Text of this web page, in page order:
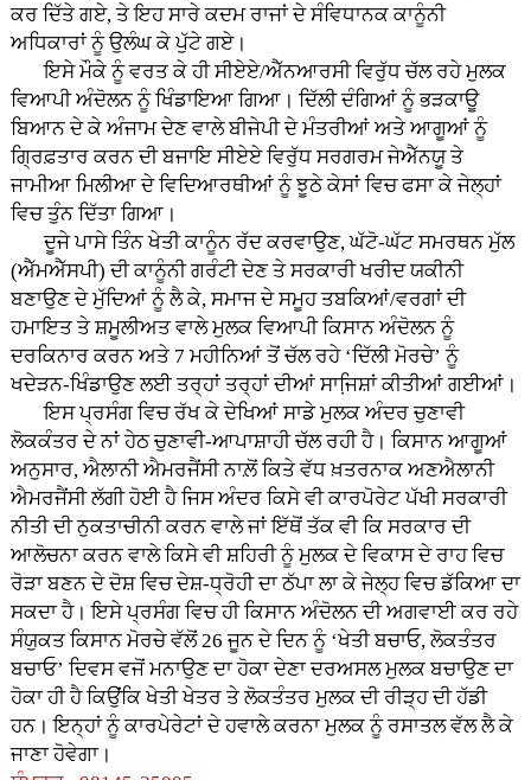
ਕਰ ਦਿੱਤੇ ਗਏ, ਤੇ ਇਹ ਸਾਰੇ ਕਦਮ ਰਾਜਾਂ ਦੇ ਸੰਵਿਧਾਨਕ ਕਾਨੂੰਨੀ
ਅਧਿਕਾਰਾਂ ਨੂੰ ਉਲੰਘ ਕੇ ਪੁੱਟੇ ਗਏ।
ਇਸੇ ਮੌਕੇ ਨੂੰ ਵਰਤ ਕੇ ਹੀ ਸੀਏਏ/ਐੱਨਆਰਸੀ ਵਿਰੁੱਧ ਚੱਲ ਰਹੇ ਮੁਲਕ
ਵਿਆਪੀ ਅੰਦੋਲਨ ਨੂੰ ਖਿੰਡਾਇਆ ਗਿਆ। ਦਿੱਲੀ ਦੰਗਿਆਂ ਨੂੰ ਭੜਕਾਊ
ਬਿਆਨ ਦੇ ਕੇ ਅੰਜਾਮ ਦੇਣ ਵਾਲੇ ਬੀਜੇਪੀ ਦੇ ਮੰਤਰੀਆਂ ਅਤੇ ਆਗੂਆਂ ਨੂੰ
ਗ੍ਰਿਫ਼ਤਾਰ ਕਰਨ ਦੀ ਬਜਾਇ ਸੀਏਏ ਵਿਰੁੱਧ ਸਰਗਰਮ ਜੇਐੱਨਯੂ ਤੇ
ਜਾਮੀਆ ਮਿਲੀਆ ਦੇ ਵਿਦਿਆਰਥੀਆਂ ਨੂੰ ਝੂਠੇ ਕੇਸਾਂ ਵਿਚ ਫਸਾ ਕੇ ਜੇਲ੍ਹਾਂ
ਵਿਚ ਤੁੰਨ ਦਿੱਤਾ ਗਿਆ।
ਦੂਜੇ ਪਾਸੇ ਤਿੰਨ ਖੇਤੀ ਕਾਨੂੰਨ ਰੱਦ ਕਰਵਾਉਣ, ਘੱਟੋ-ਘੱਟ ਸਮਰਥਨ ਮੁੱਲ
(ਐੱਮਐੱਸਪੀ) ਦੀ ਕਾਨੂੰਨੀ ਗਰੰਟੀ ਦੇਣ ਤੇ ਸਰਕਾਰੀ ਖਰੀਦ ਯਕੀਨੀ
ਬਣਾਉਣ ਦੇ ਮੁੱਦਿਆਂ ਨੂੰ ਲੈ ਕੇ, ਸਮਾਜ ਦੇ ਸਮੂਹ ਤਬਕਿਆਂ/ਵਰਗਾਂ ਦੀ
ਹਮਾਇਤ ਤੇ ਸ਼ਮੂਲੀਅਤ ਵਾਲੇ ਮੁਲਕ ਵਿਆਪੀ ਕਿਸਾਨ ਅੰਦੋਲਨ ਨੂੰ
ਦਰਕਿਨਾਰ ਕਰਨ ਅਤੇ 7 ਮਹੀਨਿਆਂ ਤੋਂ ਚੱਲ ਰਹੇ ‘ਦਿੱਲੀ ਮੋਰਚੇ’ ਨੂੰ
ਖਦੇੜਨ-ਖਿੰਡਾਉਣ ਲਈ ਤਰ੍ਹਾਂ ਤਰ੍ਹਾਂ ਦੀਆਂ ਸਾਜਿ਼ਸ਼ਾਂ ਕੀਤੀਆਂ ਗਈਆਂ।
ਇਸ ਪ੍ਰਸੰਗ ਵਿਚ ਰੱਖ ਕੇ ਦੇਖਿਆਂ ਸਾਡੇ ਮੁਲਕ ਅੰਦਰ ਚੁਣਾਵੀ
ਲੋਕਕੰਤਰ ਦੇ ਨਾਂ ਹੇਠ ਚੁਣਾਵੀ-ਆਪਾਸ਼ਾਹੀ ਚੱਲ ਰਹੀ ਹੈ। ਕਿਸਾਨ ਆਗੂਆਂ
ਅਨੁਸਾਰ, ਐਲਾਨੀ ਐਮਰਜੈਂਸੀ ਨਾਲ਼ੋਂ ਕਿਤੇ ਵੱਧ ਖ਼ਤਰਨਾਕ ਅਣਐਲਾਨੀ
ਐਮਰਜੈਂਸੀ ਲੱਗੀ ਹੋਈ ਹੈ ਜਿਸ ਅੰਦਰ ਕਿਸੇ ਵੀ ਕਾਰਪੋਰੇਟ ਪੱਖੀ ਸਰਕਾਰੀ
ਨੀਤੀ ਦੀ ਨੁਕਤਾਚੀਨੀ ਕਰਨ ਵਾਲੇ ਜਾਂ ਇੱਥੋਂ ਤੱਕ ਵੀ ਕਿ ਸਰਕਾਰ ਦੀ
ਆਲੋਚਨਾ ਕਰਨ ਵਾਲੇ ਕਿਸੇ ਵੀ ਸ਼ਹਿਰੀ ਨੂੰ ਮੁਲਕ ਦੇ ਵਿਕਾਸ ਦੇ ਰਾਹ ਵਿਚ
ਰੋੜਾ ਬਣਨ ਦੇ ਦੋਸ਼ ਵਿਚ ਦੇਸ਼-ਧ੍ਰੋਹੀ ਦਾ ਠੱਪਾ ਲਾ ਕੇ ਜੇਲ੍ਹ ਵਿਚ ਡੱਕਿਆ ਦਾ
ਸਕਦਾ ਹੈ। ਇਸੇ ਪ੍ਰਸੰਗ ਵਿਚ ਹੀ ਕਿਸਾਨ ਅੰਦੋਲਨ ਦੀ ਅਗਵਾਈ ਕਰ ਰਹੇ
ਸੰਯੁਕਤ ਕਿਸਾਨ ਮੋਰਚੇ ਵੱਲੋਂ 26 ਜੂਨ ਦੇ ਦਿਨ ਨੂੰ ‘ਖੇਤੀ ਬਚਾਓ, ਲੋਕਤੰਤਰ
ਬਚਾਓ’ ਦਿਵਸ ਵਜੋਂ ਮਨਾਉਣ ਦਾ ਹੋਕਾ ਦੇਣਾ ਦਰਅਸਲ ਮੁਲਕ ਬਚਾਉਣ ਦਾ
ਹੋਕਾ ਹੀ ਹੈ ਕਿਉਂਕਿ ਖੇਤੀ ਖੇਤਰ ਤੇ ਲੋਕਤੰਤਰ ਮੁਲਕ ਦੀ ਰੀੜ੍ਹ ਦੀ ਹੱਡੀ
ਹਨ। ਇਨ੍ਹਾਂ ਨੂੰ ਕਾਰਪੇਰੇਟਾਂ ਦੇ ਹਵਾਲੇ ਕਰਨਾ ਮੁਲਕ ਨੂੰ ਰਸਾਤਲ ਵੱਲ ਲੈ ਕੇ
ਜਾਣਾ ਹੋਵੇਗਾ।